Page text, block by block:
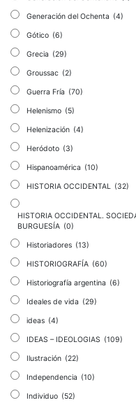
Generación del Ochenta (4)
Gótico (6)
Grecia (29)
Groussac (2)
Guerra Fría (70)
Helenismo (5)
Helenización (4)
Heródoto (3)
Hispanoamérica (10)
HISTORIA OCCIDENTAL (32)
HISTORIA OCCIDENTAL.
BURGUESÍA (0)
Historiadores (13)
HISTORIOGRAFÍA (60)
Historiografía argentina (6)
Ideales de vida (29)
ideas (4)
IDEAS – IDEOLOGIAS (109)
Ilustración (22)
Independencia (10)
Individuo (52)